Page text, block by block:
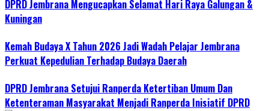
DPRD Jembrana Mengucapkan Selamat Hari Raya Galungan &
Kuningan
Kemah Budaya X Tahun 2026 Jadi Wadah Pelajar Jembrana
Perkuat Kepedulian Terhadap Budaya Daerah
DPRD Jembrana Setujui Ranperda Ketertiban Umum Dan
Ketenteraman Masyarakat Menjadi Ranperda Inisiatif DPRD